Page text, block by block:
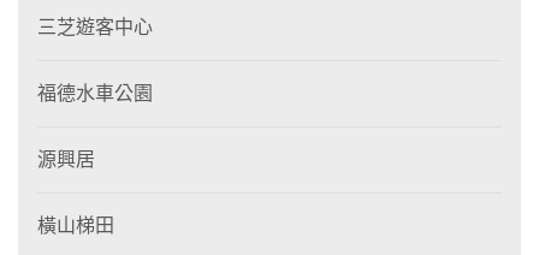
三芝遊客中心
福德水車公園
源興居
橫山梯田